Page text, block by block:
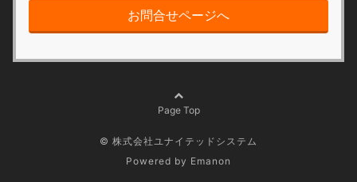
お問合せページへ
Page Top
© 株式会社ユナイテッドシステム
Powered by Emanon